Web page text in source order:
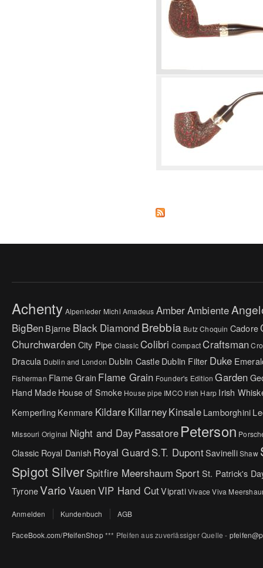
Achenty Alpenleder Michl Amadeus AmberAmbiente
BigBenBjarne Black Diamond Brebbia Butz Choquin Cadore
ChurchwardenCity Pipe ClassicColibri Compact Craftsman
Dracula Dublin and London Dublin CastleDublin Filter Duke
Fisherman Flame Grain Flame Grain Founder's Edition Garden
Hand MadeHouse of Smoke House pipe IMCO Irish Harp Irish
Kemperling Kenmare KildareKillarneyKinsaleLamborghini
Missouri Original Night and DayPassatore Peterson
Classic Royal Danish Royal Guard S.T. DupontSavinelliShaw
Spigot Silver Spitfire Meershaum SportSt. Patrick's
TyroneVario VauenVIP Hand CutVipratiVivace Viva
Anmelden Kundenbuch AGB
FaceBook.com/PfeifenShop*** Pfeifen aus zuverlässiger Quelle -